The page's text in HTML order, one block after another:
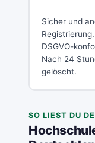
Sicher und
DSGVO-
Nach 24
gelöscht.
SO LIEST DU